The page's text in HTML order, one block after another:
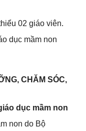
02 giáo viên.
dục mầm non
CHĂM SÓC,
dục mầm non
non do Bộ